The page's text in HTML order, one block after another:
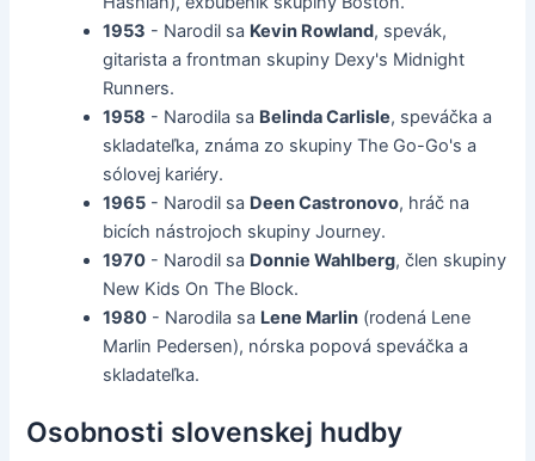
1953 - Narodil sa Kevin Rowland, spevák,
gitarista a frontman skupiny Dexy's Midnight
Runners.
1958 - Narodila sa Belinda Carlisle, speváčka a
skladateľka, známa zo skupiny The Go-Go's a
sólovej kariéry.
1965 - Narodil sa Deen Castronovo, hráč na
bicích nástrojoch skupiny Journey.
1970 - Narodil sa Donnie Wahlberg, člen skupiny
New Kids On The Block.
1980 - Narodila sa Lene Marlin (rodená Lene
Marlin Pedersen), nórska popová speváčka a
skladateľka.
Osobnosti slovenskej hudby